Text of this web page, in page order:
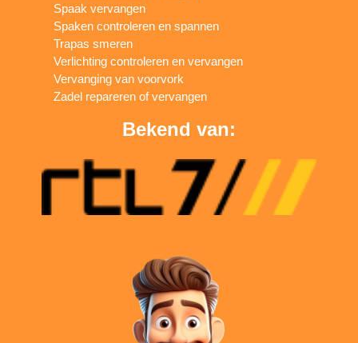
Spaak vervangen
Spaken controleren en spannen
Trapas smeren
Verlichting controleren en vervangen
Vervanging van voorvork
Zadel repareren of vervangen
Bekend van: